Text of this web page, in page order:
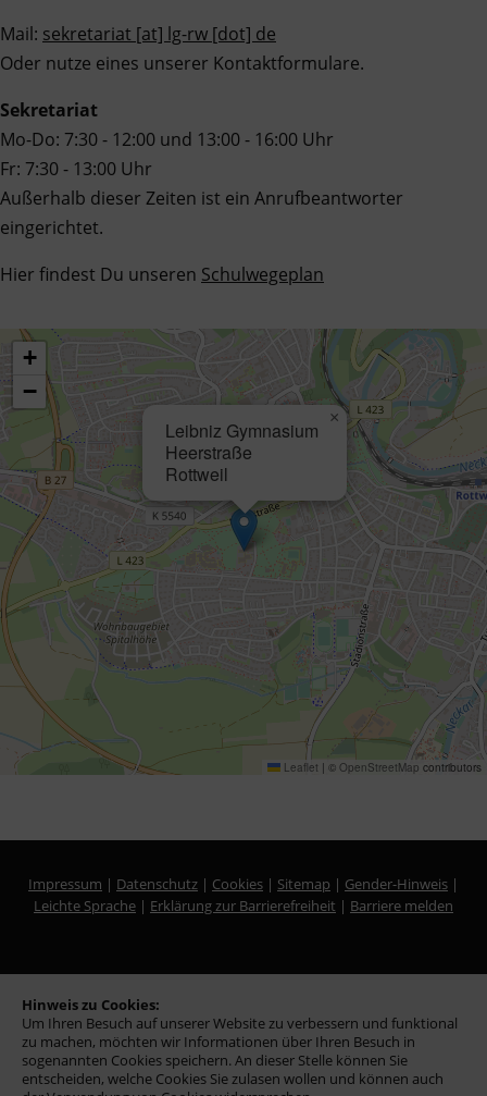
Hinweis zu Cookies:
Um Ihren Besuch auf unserer Website zu verbessern und funktional
zu machen, möchten wir Informationen über Ihren Besuch in
sogenannten Cookies speichern. An dieser Stelle können Sie
entscheiden, welche Cookies Sie zulasen wollen und können auch
Mail: sekretariat [at] lg-rw [dot] de
Oder nutze eines unserer Kontaktformulare.
Sekretariat
Mo-Do: 7:30 - 12:00 und 13:00 - 16:00 Uhr
Fr: 7:30 - 13:00 Uhr
Außerhalb dieser Zeiten ist ein Anrufbeantworter
eingerichtet.
Hier findest Du unseren Schulwegeplan
Leibniz Gymnasium
Heerstraße
Rottweil
×
+
−
Leaflet | © OpenStreetMap contributors
Impressum | Datenschutz | Cookies | Sitemap | Gender-Hinweis |
Leichte Sprache | Erklärung zur Barrierefreiheit | Barriere melden